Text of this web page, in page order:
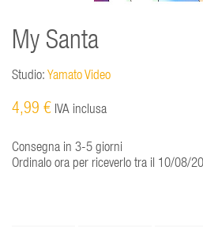
My Santa
Studio: Yamato Video
4,99 € IVA inclusa
Consegna in 3-5 giorni
Ordinalo ora per riceverlo tra il 10/08/